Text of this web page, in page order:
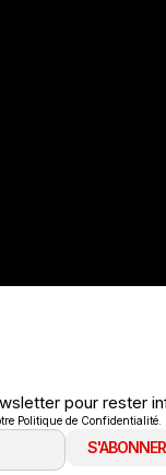
pour rester
Politique de Confidentialité.